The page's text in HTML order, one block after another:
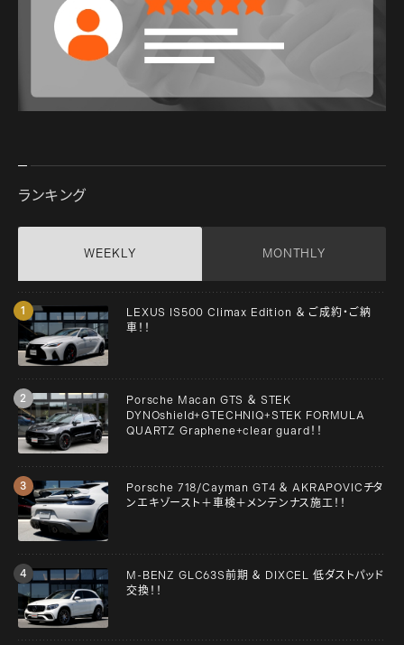
ランキング
WEEKLY MONTHLY
LEXUS IS500 Climax Edition ＆ ご成約・ご納
車！！
Porsche Macan GTS ＆ STEK
DYNOshield+GTECHNIQ+STEK FORMULA
QUARTZ Graphene+clear guard！！
Porsche 718/Cayman GT4 ＆ AKRAPOVICチタ
ンエキゾースト＋車検＋メンテンナス施工！！
M-BENZ GLC63S前期 ＆ DIXCEL 低ダストパッド
交換！！